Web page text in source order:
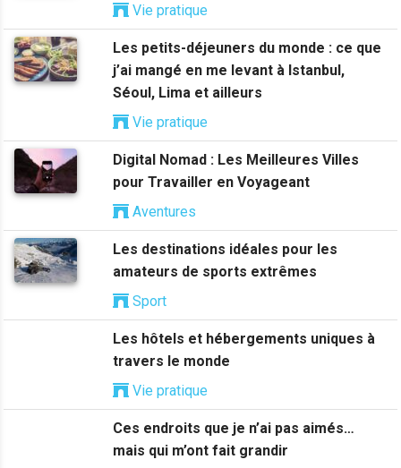
Vie pratique
Les petits-déjeuners du monde : ce que
j’ai mangé en me levant à Istanbul,
Séoul, Lima et ailleurs
Vie pratique
Digital Nomad : Les Meilleures Villes
pour Travailler en Voyageant
Aventures
Les destinations idéales pour les
amateurs de sports extrêmes
Sport
Les hôtels et hébergements uniques à
travers le monde
Vie pratique
Ces endroits que je n’ai pas aimés…
mais qui m’ont fait grandir